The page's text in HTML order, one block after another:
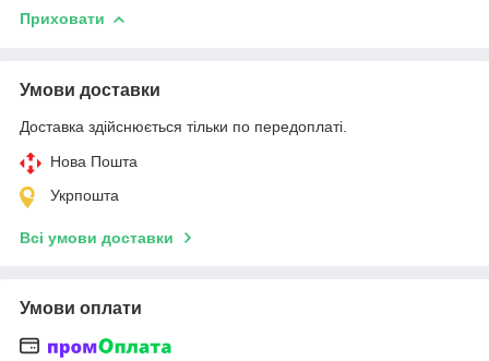
Приховати
Умови доставки
Доставка здійснюється тільки по передоплаті.
Нова Пошта
Укрпошта
Всі умови доставки
Умови оплати